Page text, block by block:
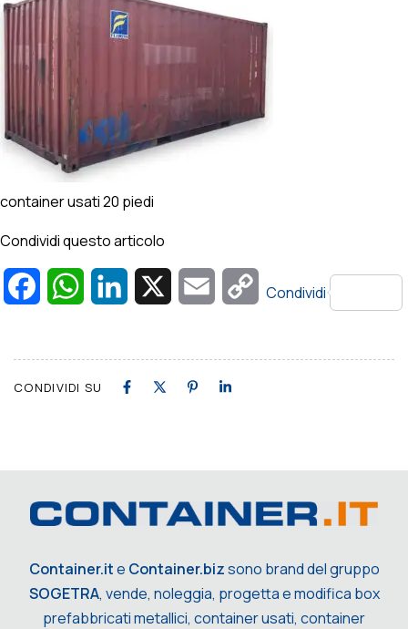
container usati 20 piedi
Condividi questo articolo
FacebookWhatsAppLinkedIn Email
Copy
Condividi
CONDIVIDI SU
Container.ite Container.bizsono brand del gruppo
SOGETRA, vende, noleggia, progetta e modifica box
prefabbricati metallici, container usati, container